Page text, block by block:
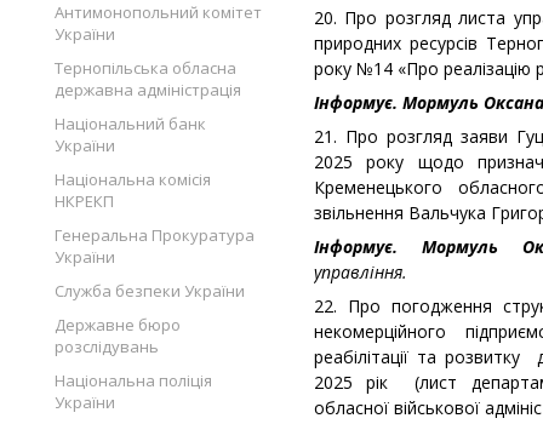
Антимонопольний комітет
України
Тернопільська обласна
державна адміністрація
Національний банк
України
Національна комісія
НКРЕКП
Генеральна Прокуратура
України
Служба безпеки України
Державне бюро
розслідувань
Національна поліція
України
20. Про розгляд листа
природних ресурсів
року №14 «Про реалізацію
Інформує. Мормуль
21. Про розгляд заяви
2025 року щодо
Кременецького
звільнення Вальчука
Інформує. Мормуль
управління.
22. Про погодження
некомерційного
реабілітації та
2025 рік (лист
обласної військової